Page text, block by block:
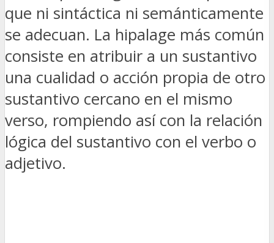
que ni sintáctica ni semánticamente
se adecuan. La hipalage más común
consiste en atribuir a un sustantivo
una cualidad o acción propia de otro
sustantivo cercano en el mismo
verso, rompiendo así con la relación
lógica del sustantivo con el verbo o
adjetivo.